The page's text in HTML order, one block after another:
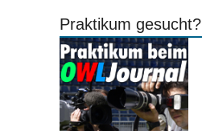
Praktikum gesucht?